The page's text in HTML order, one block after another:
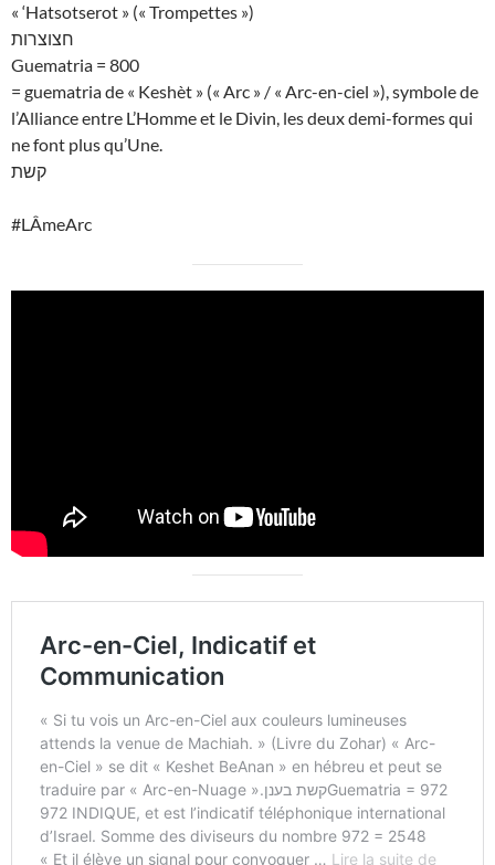
« ‘Hatsotserot » (« Trompettes »)
חצוצרות
Guematria = 800
= guematria de « Keshèt » (« Arc » / « Arc-en-ciel »), symbole de
l’Alliance entre L’Homme et le Divin, les deux demi-formes qui
ne font plus qu’Une.
קשת
#LÂmeArc